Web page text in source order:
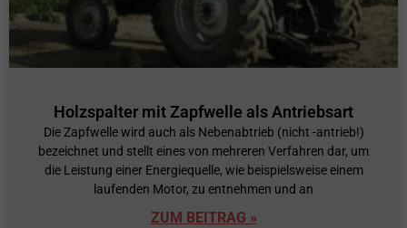
Holzspalter mit Zapfwelle als Antriebsart
Die Zapfwelle wird auch als Nebenabtrieb (nicht -antrieb!)
bezeichnet und stellt eines von mehreren Verfahren dar, um
die Leistung einer Energiequelle, wie beispielsweise einem
laufenden Motor, zu entnehmen und an
ZUM BEITRAG »